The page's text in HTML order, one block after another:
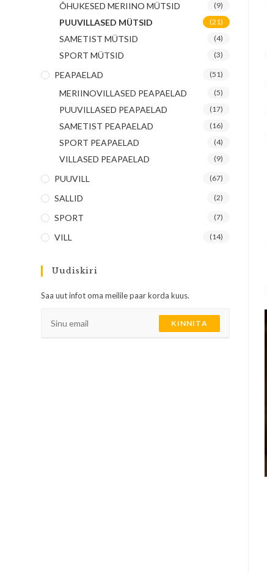
ÕHUKESED MERIINO MÜTSID (9)
PUUVILLASED MÜTSID (21)
SAMETIST MÜTSID (4)
SPORT MÜTSID (3)
PEAPAELAD (51)
MERIINOVILLASED PEAPAELAD (5)
PUUVILLASED PEAPAELAD (17)
SAMETIST PEAPAELAD (16)
SPORT PEAPAELAD (4)
VILLASED PEAPAELAD (9)
PUUVILL (67)
SALLID (2)
SPORT (7)
VILL (14)
Uudiskiri
Saa uut infot oma meilile paar korda kuus.
KINNITA